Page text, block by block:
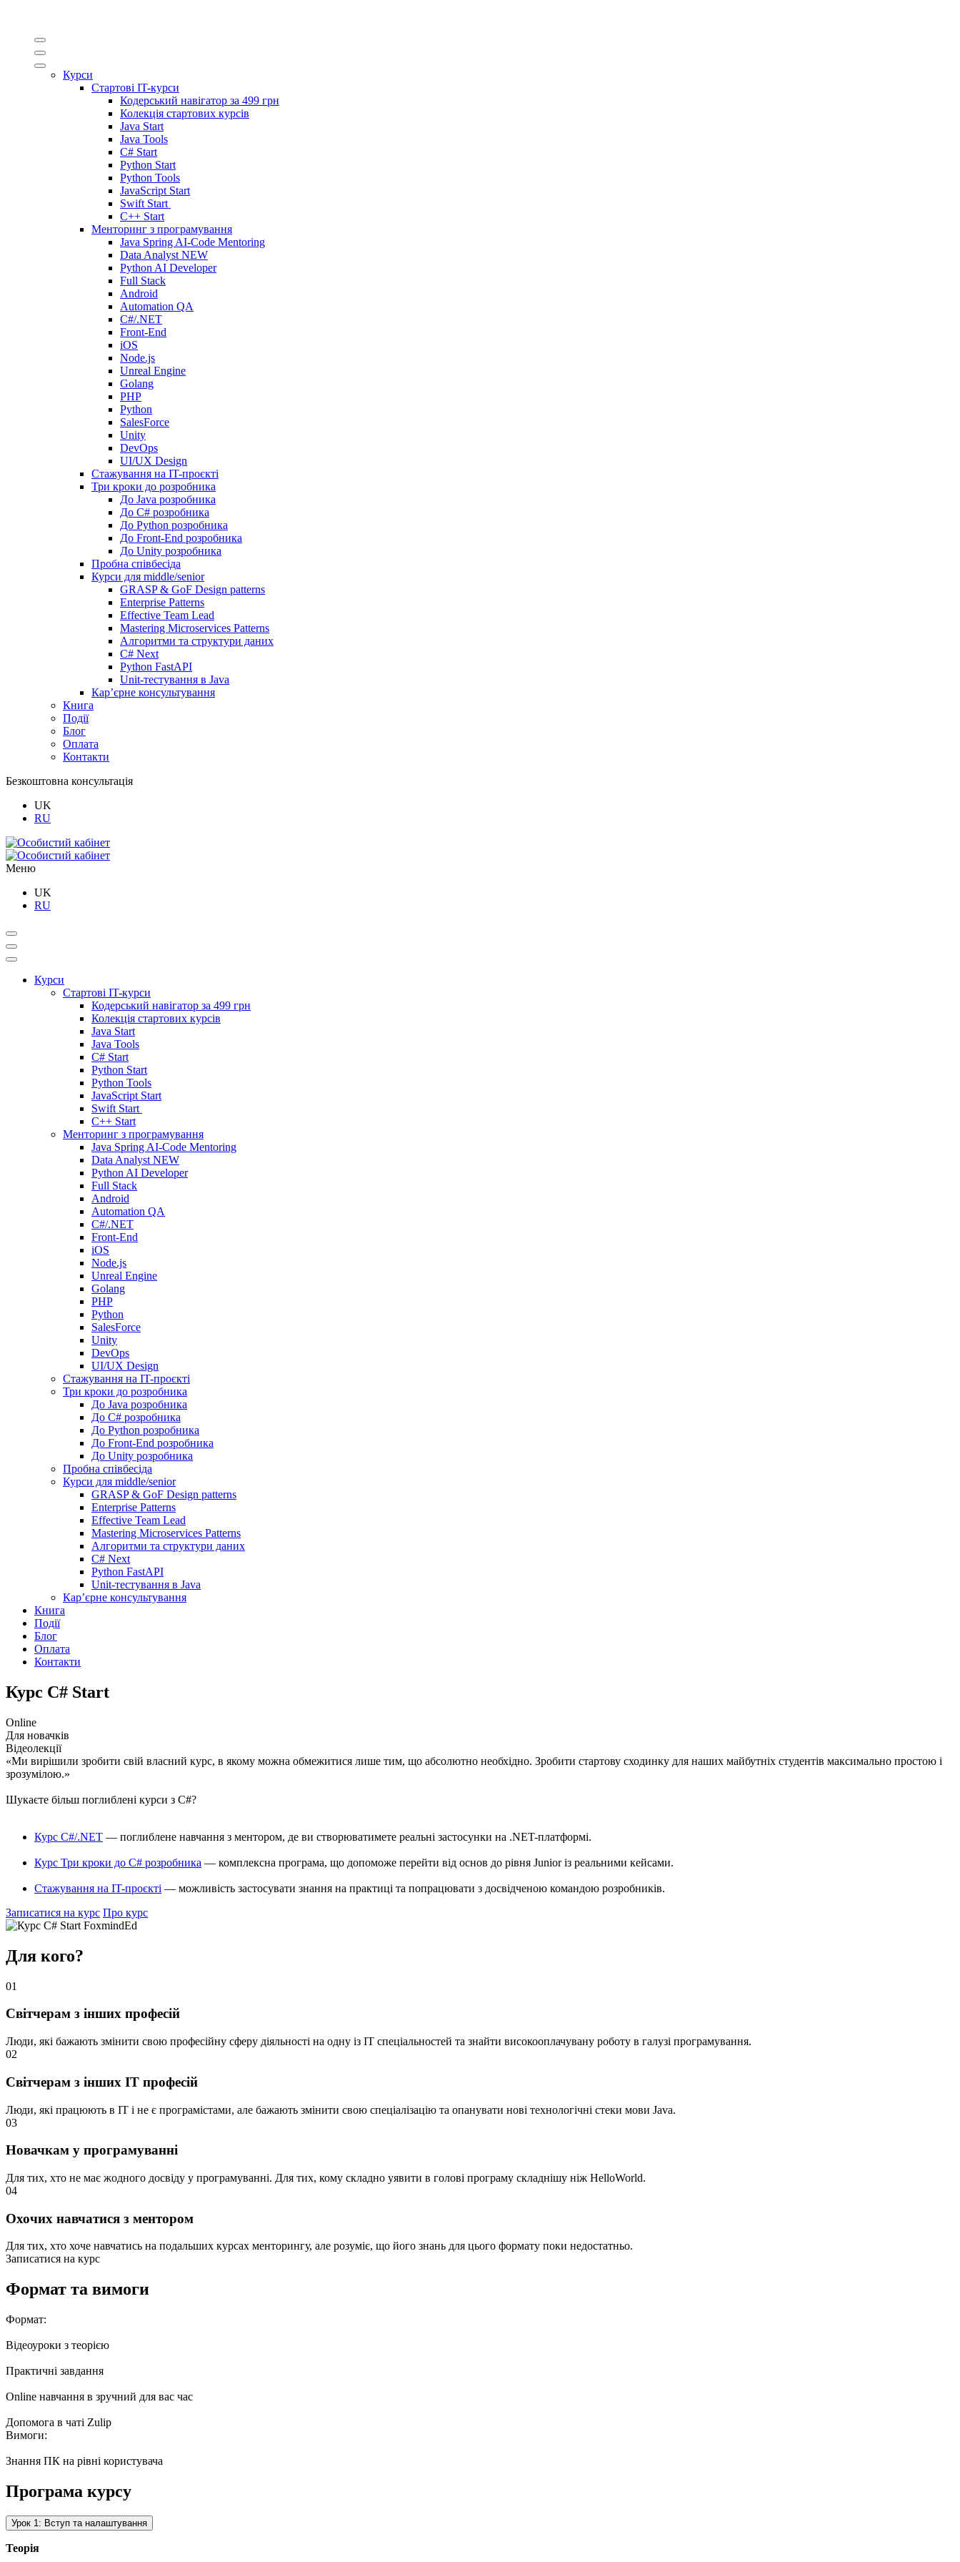
Курси
Стартові IT-курси
Кодерський навігатор за 499 грн
Колекція стартових курсів
Java Start
Java Tools
C# Start
Python Start
Python Tools
JavaScript Start
Swift Start
C++ Start
Менторинг з програмування
Java Spring AI-Code Mentoring
Data Analyst NEW
Python AI Developer
Full Stack
Android
Automation QA
C#/.NET
Front-End
iOS
Node.js
Unreal Engine
Golang
PHP
Python
SalesForce
Unity
DevOps
UI/UX Design
Стажування на IT-проєкті
Три кроки до розробника
До Java розробника
До C# розробника
До Python розробника
До Front-End розробника
До Unity розробника
Пробна співбесіда
Курси для middle/senior
GRASP & GoF Design patterns
Enterprise Patterns
Effective Team Lead
Mastering Microservices Patterns
Алгоритми та структури даних
C# Next
Python FastAPI
Unit-тестування в Java
Кар’єрне консультування
Книга
Події
Блог
Оплата
Контакти
Безкоштовна консультація
UK
RU
Меню
UK
RU
Курси
Стартові IT-курси
Кодерський навігатор за 499 грн
Колекція стартових курсів
Java Start
Java Tools
C# Start
Python Start
Python Tools
JavaScript Start
Swift Start
C++ Start
Менторинг з програмування
Java Spring AI-Code Mentoring
Data Analyst NEW
Python AI Developer
Full Stack
Android
Automation QA
C#/.NET
Front-End
iOS
Node.js
Unreal Engine
Golang
PHP
Python
SalesForce
Unity
DevOps
UI/UX Design
Стажування на IT-проєкті
Три кроки до розробника
До Java розробника
До C# розробника
До Python розробника
До Front-End розробника
До Unity розробника
Пробна співбесіда
Курси для middle/senior
GRASP & GoF Design patterns
Enterprise Patterns
Effective Team Lead
Mastering Microservices Patterns
Алгоритми та структури даних
C# Next
Python FastAPI
Unit-тестування в Java
Кар’єрне консультування
Книга
Події
Блог
Оплата
Контакти
Курс C# Start
Online
Для новачків
Відеолекції
«Ми вирішили зробити свій власний курс, в якому можна обмежитися лише тим, що абсолютно необхідно. Зробити стартову сходинку для наших майбутніх студентів максимально простою і
зрозумілою.»
Шукаєте більш поглиблені курси з C#?
Курс C#/.NET — поглиблене навчання з ментором, де ви створюватимете реальні застосунки на .NET-платформі.
Курс Три кроки до C# розробника — комплексна програма, що допоможе перейти від основ до рівня Junior із реальними кейсами.
Стажування на IT-проєкті — можливість застосувати знання на практиці та попрацювати з досвідченою командою розробників.
Записатися на курс Про курс
Для кого?
01
Світчерам з інших професій
Люди, які бажають змінити свою професійну сферу діяльності на одну із ІТ спеціальностей та знайти високооплачувану роботу в галузі програмування.
02
Світчерам з інших IT професій
Люди, які працюють в IT і не є програмістами, але бажають змінити свою спеціалізацію та опанувати нові технологічні стеки мови Java.
03
Новачкам у програмуванні
Для тих, хто не має жодного досвіду у програмуванні. Для тих, кому складно уявити в голові програму складнішу ніж HelloWorld.
04
Охочих навчатися з ментором
Для тих, хто хоче навчатись на подальших курсах менторингу, але розуміє, що його знань для цього формату поки недостатньо.
Записатися на курс
Формат та вимоги
Формат:
Відеоуроки з теорією
Практичні завдання
Online навчання в зручний для вас час
Допомога в чаті Zulip
Вимоги:
Знання ПК на рівні користувача
Програма курсу
Урок 1: Вступ та налаштування
Теорія